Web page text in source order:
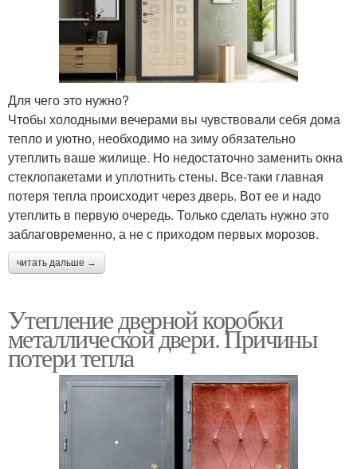
Для чего это нужно?
Чтобы холодными вечерами вы чувствовали себя дома
тепло и уютно, необходимо на зиму обязательно
утеплить ваше жилище. Но недостаточно заменить окна
стеклопакетами и уплотнить стены. Все-таки главная
потеря тепла происходит через дверь. Вот ее и надо
утеплить в первую очередь. Только сделать нужно это
заблаговременно, а не с приходом первых морозов.
читать дальше →
Утепление дверной коробки
металлической двери. Причины
потери тепла